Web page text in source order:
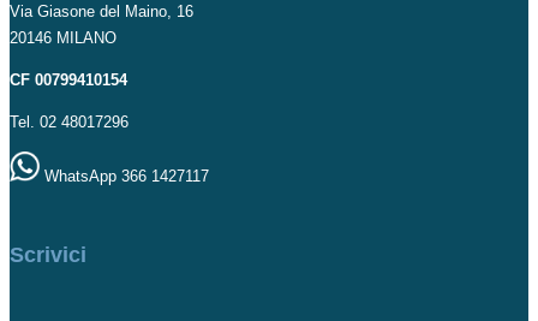
Via Giasone del Maino, 16
20146 MILANO
CF 00799410154
Tel. 02 48017296
WhatsApp 366 1427117
Scrivici